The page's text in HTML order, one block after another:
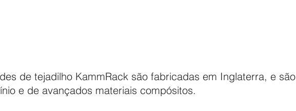
de tejadilho KammRack são fabricadas em Inglaterra, e são
e de avançados materiais compósitos.